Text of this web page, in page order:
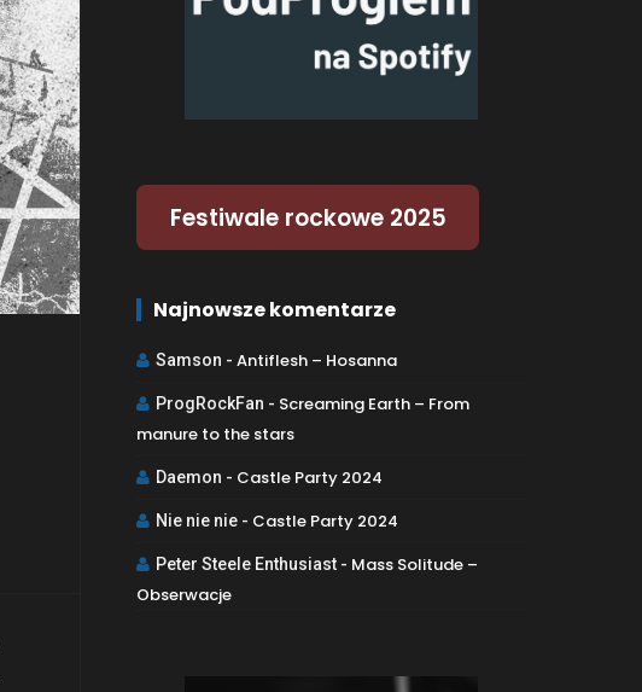
Festiwale rockowe 2025
Najnowsze komentarze
Samson -Antiflesh – Hosanna
ProgRockFan - Screaming Earth – From
manure to the stars
Daemon - Castle Party 2024
Nie nie nie - Castle Party 2024
Peter Steele Enthusiast - Mass Solitude –
Obserwacje